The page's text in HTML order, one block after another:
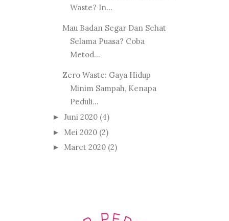
Waste? In...
Mau Badan Segar Dan Sehat
Selama Puasa? Coba
Metod...
Zero Waste: Gaya Hidup
Minim Sampah, Kenapa
Peduli...
► Juni 2020 (4)
► Mei 2020 (2)
► Maret 2020 (2)